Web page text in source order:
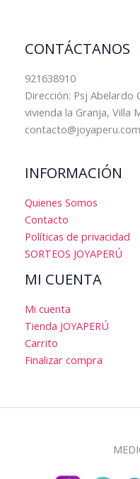
CONTÁCTANOS
921638910
Dirección: Psj Abelardo
vivienda la Granja, Villa
contacto@joyaperu.com
INFORMACIÓN
Quienes Somos
Contacto
Políticas de privacidad
SORTEOS JOYAPERÚ
MI CUENTA
Mi cuenta
Tienda JOYAPERÚ
Carrito
Finalizar compra